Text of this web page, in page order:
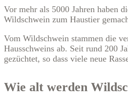
Vor mehr als 5000 Jahren haben
Wildschwein zum Haustier
Vom Wildschwein stammen die
Hausschweins ab. Seit rund 200
gezüchtet, so dass viele neue
Wie alt werden